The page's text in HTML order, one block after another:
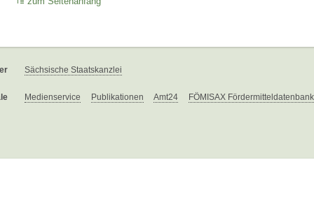
Sächsische Staatskanzlei
Medienservice Publikationen Amt24 FÖMISAX Fördermitteldatenbank